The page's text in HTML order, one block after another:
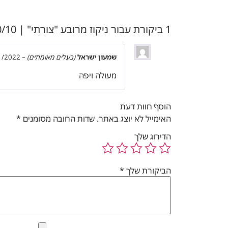
1 ביקורת עבור ניקוז מרובע "צורתי" | 10/10 | פטנט חוסם ריחות וחרקים | זהב מוברש | מק"ט 103BG
שמעון ישראל(בעלים מאומתים) –
2022
מעולה ויפה
הוסף חוות דעת
האימייל לא יוצג באתר. שדות החובה מסומנים *
הדירוג שלך
הביקורת שלך *